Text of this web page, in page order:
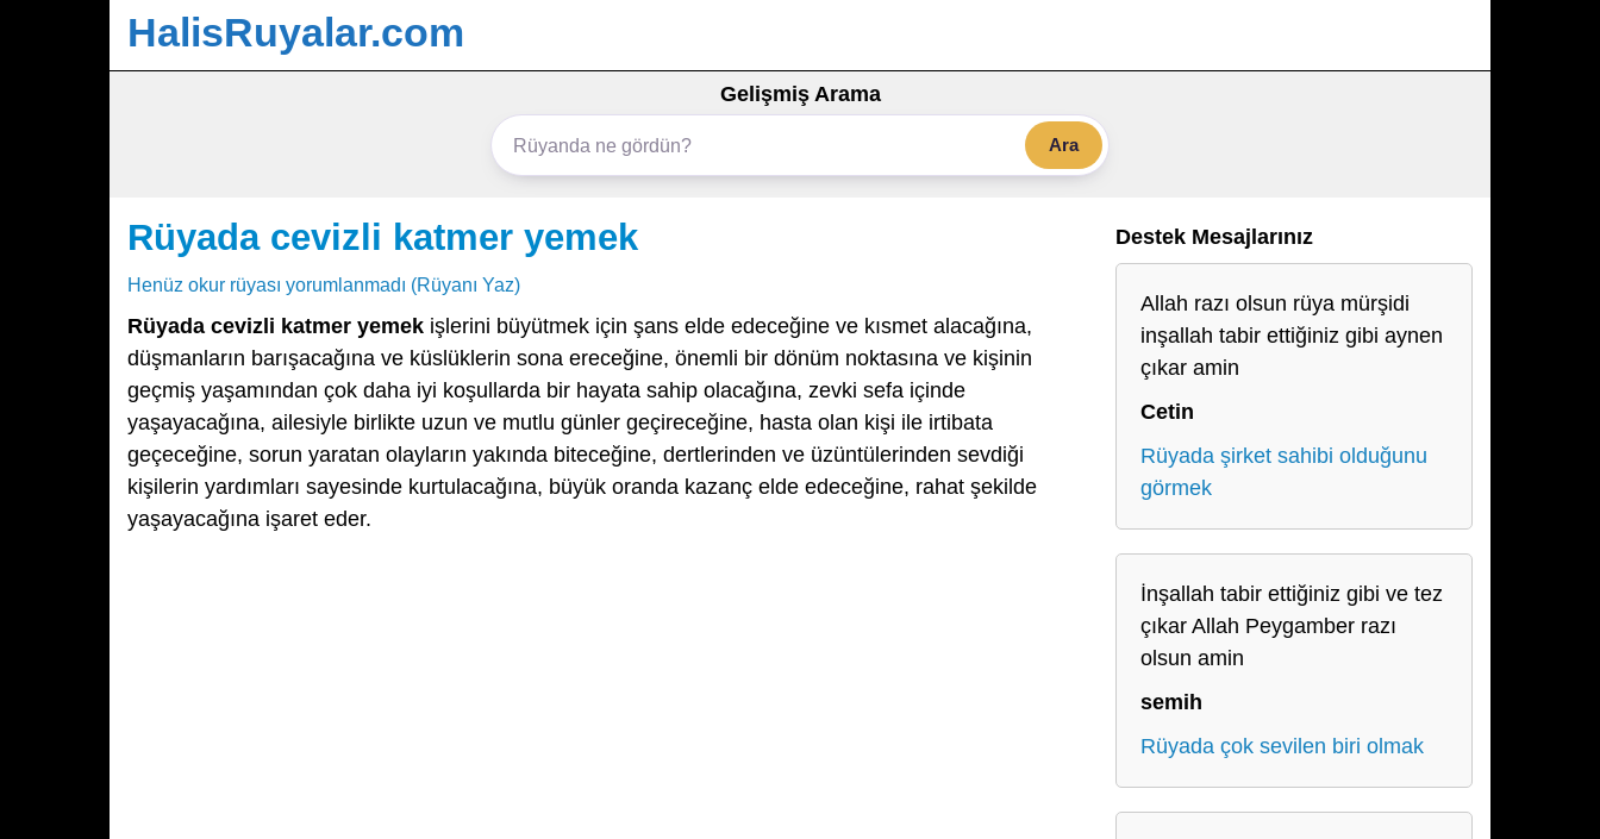
HalisRuyalar.com
Gelişmiş Arama
Ara
Rüyada cevizli katmer yemek
Henüz okur rüyası yorumlanmadı (Rüyanı Yaz)
Rüyada cevizli katmer yemek işlerini büyütmek için şans elde edeceğine ve kısmet alacağına,
düşmanların barışacağına ve küslüklerin sona ereceğine, önemli bir dönüm noktasına ve kişinin
geçmiş yaşamından çok daha iyi koşullarda bir hayata sahip olacağına, zevki sefa içinde
yaşayacağına, ailesiyle birlikte uzun ve mutlu günler geçireceğine, hasta olan kişi ile irtibata
geçeceğine, sorun yaratan olayların yakında biteceğine, dertlerinden ve üzüntülerinden sevdiği
kişilerin yardımları sayesinde kurtulacağına, büyük oranda kazanç elde edeceğine, rahat şekilde
yaşayacağına işaret eder.
Destek Mesajlarınız
Allah razı olsun rüya mürşidi
inşallah tabir ettiğiniz gibi aynen
çıkar amin
Cetin
Rüyada şirket sahibi olduğunu
görmek
İnşallah tabir ettiğiniz gibi ve tez
çıkar Allah Peygamber razı
olsun amin
semih
Rüyada çok sevilen biri olmak